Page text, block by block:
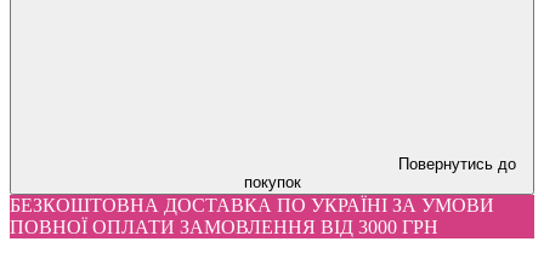
Повернутись до
покупок
БЕЗКОШТОВНА ДОСТАВКА ПО УКРАЇНІ ЗА УМОВИ
ПОВНОЇ ОПЛАТИ ЗАМОВЛЕННЯ ВІД 3000 ГРН